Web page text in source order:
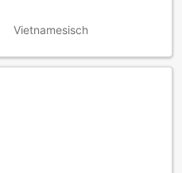
Vietnamesisch